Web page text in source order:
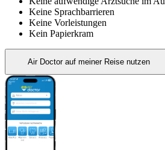
Keine Sprachbarrieren
Keine Vorleistungen
Kein Papierkram
Air Doctor auf meiner Reise nutzen